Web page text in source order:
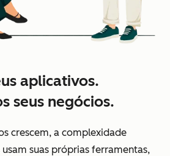
aplicativos.
seus negócios.
crescem, a complexidade
suas próprias ferramentas,